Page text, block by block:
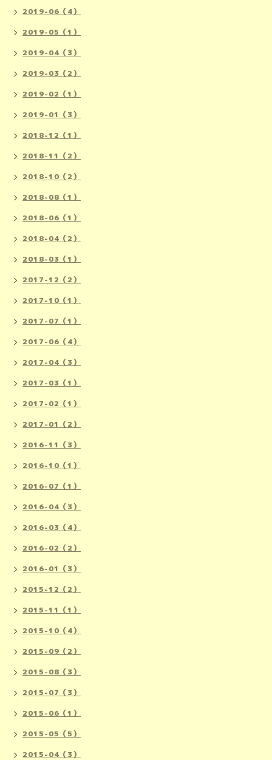
2019-06（4）
2019-05（1）
2019-04（3）
2019-03（2）
2019-02（1）
2019-01（3）
2018-12（1）
2018-11（2）
2018-10（2）
2018-08（1）
2018-06（1）
2018-04（2）
2018-03（1）
2017-12（2）
2017-10（1）
2017-07（1）
2017-06（4）
2017-04（3）
2017-03（1）
2017-02（1）
2017-01（2）
2016-11（3）
2016-10（1）
2016-07（1）
2016-04（3）
2016-03（4）
2016-02（2）
2016-01（3）
2015-12（2）
2015-11（1）
2015-10（4）
2015-09（2）
2015-08（3）
2015-07（3）
2015-06（1）
2015-05（5）
2015-04（3）